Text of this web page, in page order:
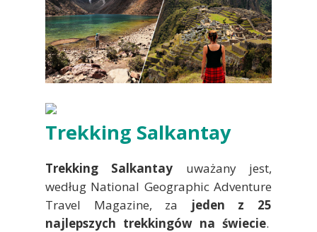
Trekking Salkantay
Trekking Salkantay uważany jest,
według National Geographic Adventure
Travel Magazine, za jeden z 25
najlepszych trekkingów na świecie.